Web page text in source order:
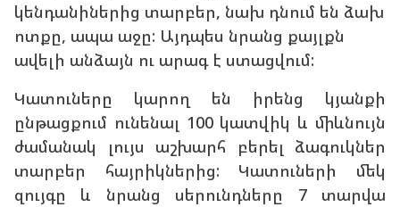
կենդանիներից տարբեր, նախ դնում են ձախ
ոտքը, ապա աջը: Այդպես նրանց քայլքն
ավելի անձայն ու արագ է ստացվում:
Կատուները կարող են իրենց կյանքի
ընթացքում ունենալ 100 կատվիկ և միևնույն
ժամանակ լույս աշխարհ բերել ձագուկներ
տարբեր հայրիկներից: Կատուների մեկ
զույգը և նրանց սերունդները 7 տարվա